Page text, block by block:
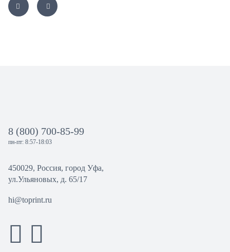
8 (800) 700-85-99
пн-пт: 8:57-18:03
450029, Россия, город Уфа,
ул.Ульяновых, д. 65/17
hi@toprint.ru